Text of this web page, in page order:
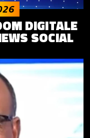
DIGITALE
SOCIAL